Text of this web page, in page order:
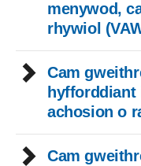
menywod,
rhywiol
Cam
achosion o
Cam